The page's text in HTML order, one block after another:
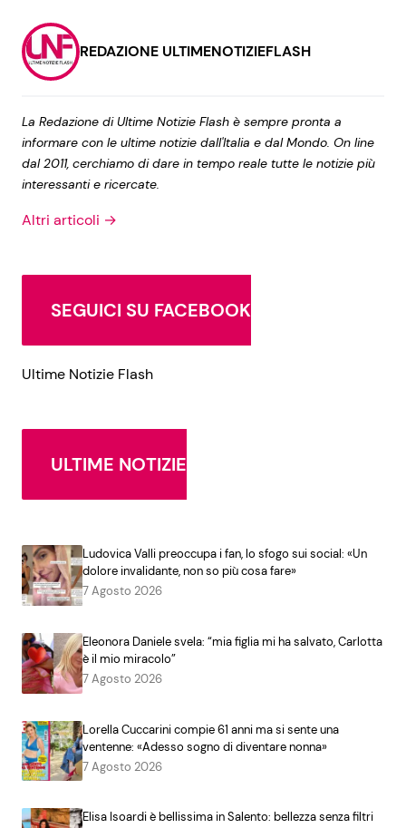
REDAZIONE ULTIMENOTIZIEFLASH
La Redazione di Ultime Notizie Flash è sempre pronta a
informare con le ultime notizie dall'Italia e dal Mondo. On line
dal 2011, cerchiamo di dare in tempo reale tutte le notizie più
interessanti e ricercate.
Altri articoli →
SEGUICI SU FACEBOOK
Ultime Notizie Flash
ULTIME NOTIZIE
Ludovica Valli preoccupa i fan, lo sfogo sui social: «Un
dolore invalidante, non so più cosa fare»
7 Agosto 2026
Eleonora Daniele svela: “mia figlia mi ha salvato, Carlotta
è il mio miracolo”
7 Agosto 2026
Lorella Cuccarini compie 61 anni ma si sente una
ventenne: «Adesso sogno di diventare nonna»
7 Agosto 2026
Elisa Isoardi è bellissima in Salento: bellezza senza filtri